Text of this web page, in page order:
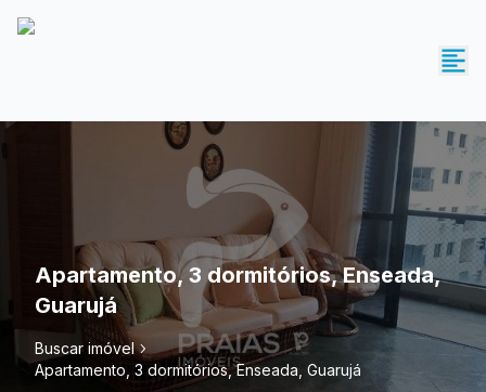
Apartamento, 3 dormitórios, Enseada,
Guarujá
Buscar imóvel
Apartamento, 3 dormitórios, Enseada, Guarujá